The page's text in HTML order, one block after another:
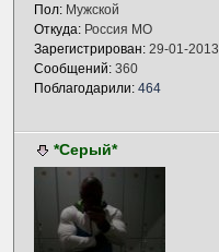
Пол: Мужской
Откуда: Россия МО
Зарегистрирован: 29-01-2013
Сообщений: 360
Поблагодарили: 464
*Серый*